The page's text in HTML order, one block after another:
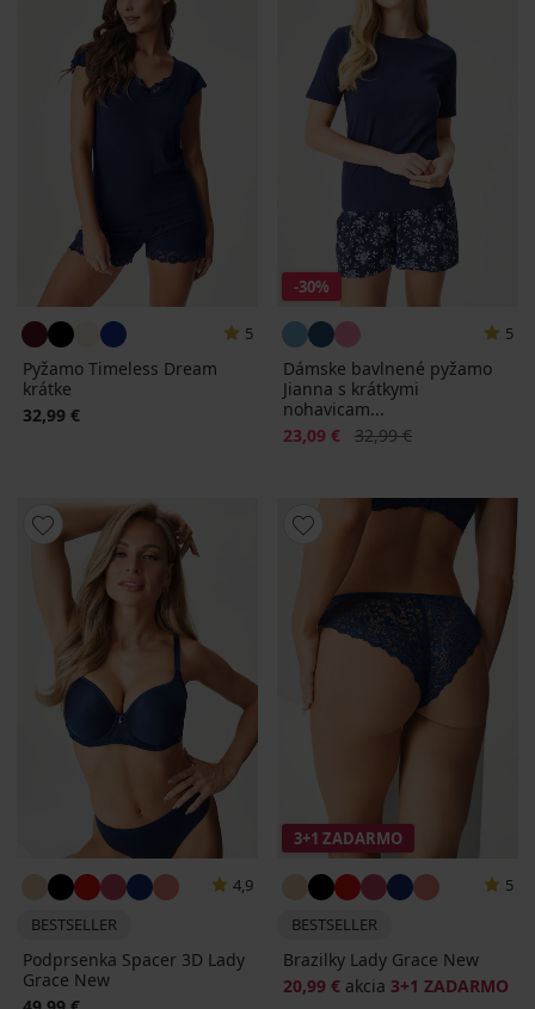
5
Pyžamo Timeless Dream
krátke
32,99 €
-30%
5
Dámske bavlnené pyžamo
Jianna s krátkymi
nohavicam...
Zľava
23,09 € Pôvodná cena
32,99 €
4,9
BESTSELLER
Podprsenka Spacer 3D Lady
Grace New
3+1 ZADARMO
5
BESTSELLER
Brazilky Lady Grace New
20,99 € akcia 3+1 ZADARMO